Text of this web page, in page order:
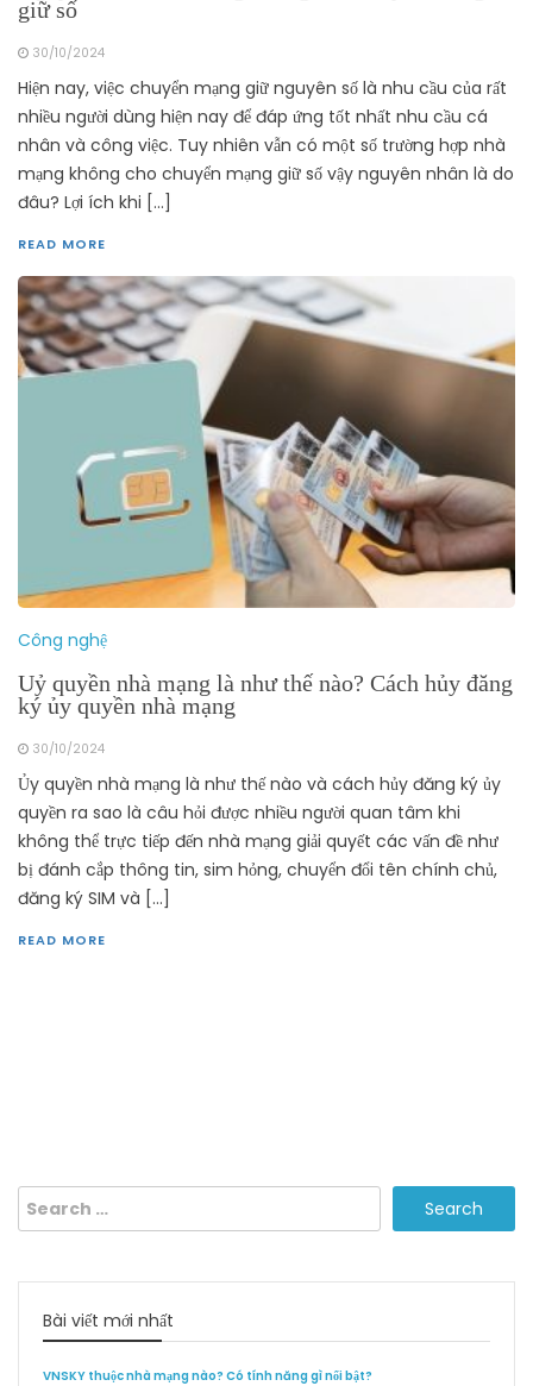
giữ số
30/10/2024
Hiện nay, việc chuyển mạng giữ nguyên số là nhu cầu của rất
nhiều người dùng hiện nay để đáp ứng tốt nhất nhu cầu cá
nhân và công việc. Tuy nhiên vẫn có một số trường hợp nhà
mạng không cho chuyển mạng giữ số vậy nguyên nhân là do
đâu? Lợi ích khi […]
READ MORE
Công nghệ
Uỷ quyền nhà mạng là như thế nào? Cách hủy đăng
ký ủy quyền nhà mạng
30/10/2024
Ủy quyền nhà mạng là như thế nào và cách hủy đăng ký ủy
quyền ra sao là câu hỏi được nhiều người quan tâm khi
không thể trực tiếp đến nhà mạng giải quyết các vấn đề như
bị đánh cắp thông tin, sim hỏng, chuyển đổi tên chính chủ,
đăng ký SIM và […]
READ MORE
Search
for:
Bài viết mới nhất
VNSKY thuộc nhà mạng nào? Có tính năng gì nổi bật?